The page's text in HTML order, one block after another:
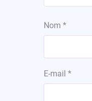
Nom *
E-mail *